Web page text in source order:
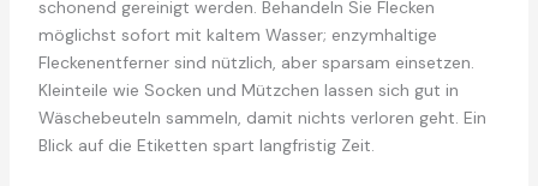
schonend gereinigt werden. Behandeln Sie Flecken
möglichst sofort mit kaltem Wasser; enzymhaltige
Fleckenentferner sind nützlich, aber sparsam einsetzen.
Kleinteile wie Socken und Mützchen lassen sich gut in
Wäschebeuteln sammeln, damit nichts verloren geht. Ein
Blick auf die Etiketten spart langfristig Zeit.